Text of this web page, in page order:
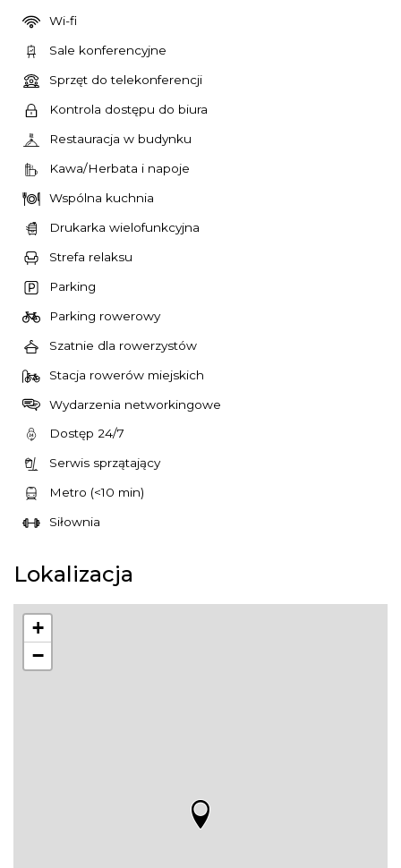
Wi-fi
Sale konferencyjne
Sprzęt do telekonferencji
Kontrola dostępu do biura
Restauracja w budynku
Kawa/Herbata i napoje
Wspólna kuchnia
Drukarka wielofunkcyjna
Strefa relaksu
Parking
Parking rowerowy
Szatnie dla rowerzystów
Stacja rowerów miejskich
Wydarzenia networkingowe
Dostęp 24/7
Serwis sprzątający
Metro (<10 min)
Siłownia
Lokalizacja
+
−